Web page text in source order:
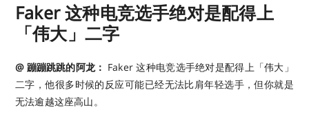
Faker 这种电竞选手绝对是配得上
「伟大」二字
@ 蹦蹦跳跳的阿龙： Faker 这种电竞选手绝对是配得上「伟大」
二字，他很多时候的反应可能已经无法比肩年轻选手，但你就是
无法逾越这座高山。